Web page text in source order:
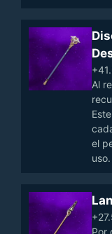
Al
el
uso.